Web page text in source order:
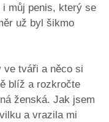
i můj penis, který se
už byl šikmo
ve tváři a něco si
blíž a rozkročte
ženská. Jak jsem
a vrazila mi